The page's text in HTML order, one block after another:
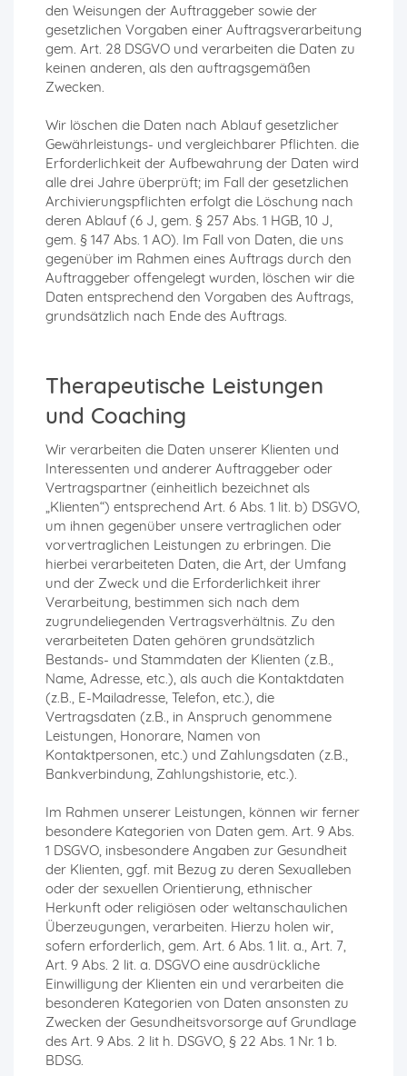
den Weisungen der Auftraggeber sowie der
gesetzlichen Vorgaben einer Auftragsverarbeitung
gem. Art. 28 DSGVO und verarbeiten die Daten zu
keinen anderen, als den auftragsgemäßen
Zwecken.
Wir löschen die Daten nach Ablauf gesetzlicher
Gewährleistungs- und vergleichbarer Pflichten. die
Erforderlichkeit der Aufbewahrung der Daten wird
alle drei Jahre überprüft; im Fall der gesetzlichen
Archivierungspflichten erfolgt die Löschung nach
deren Ablauf (6 J, gem. § 257 Abs. 1 HGB, 10 J,
gem. § 147 Abs. 1 AO). Im Fall von Daten, die uns
gegenüber im Rahmen eines Auftrags durch den
Auftraggeber offengelegt wurden, löschen wir die
Daten entsprechend den Vorgaben des Auftrags,
grundsätzlich nach Ende des Auftrags.
Therapeutische Leistungen
und Coaching
Wir verarbeiten die Daten unserer Klienten und
Interessenten und anderer Auftraggeber oder
Vertragspartner (einheitlich bezeichnet als
„Klienten“) entsprechend Art. 6 Abs. 1 lit. b) DSGVO,
um ihnen gegenüber unsere vertraglichen oder
vorvertraglichen Leistungen zu erbringen. Die
hierbei verarbeiteten Daten, die Art, der Umfang
und der Zweck und die Erforderlichkeit ihrer
Verarbeitung, bestimmen sich nach dem
zugrundeliegenden Vertragsverhältnis. Zu den
verarbeiteten Daten gehören grundsätzlich
Bestands- und Stammdaten der Klienten (z.B.,
Name, Adresse, etc.), als auch die Kontaktdaten
(z.B., E-Mailadresse, Telefon, etc.), die
Vertragsdaten (z.B., in Anspruch genommene
Leistungen, Honorare, Namen von
Kontaktpersonen, etc.) und Zahlungsdaten (z.B.,
Bankverbindung, Zahlungshistorie, etc.).
Im Rahmen unserer Leistungen, können wir ferner
besondere Kategorien von Daten gem. Art. 9 Abs.
1 DSGVO, insbesondere Angaben zur Gesundheit
der Klienten, ggf. mit Bezug zu deren Sexualleben
oder der sexuellen Orientierung, ethnischer
Herkunft oder religiösen oder weltanschaulichen
Überzeugungen, verarbeiten. Hierzu holen wir,
sofern erforderlich, gem. Art. 6 Abs. 1 lit. a., Art. 7,
Art. 9 Abs. 2 lit. a. DSGVO eine ausdrückliche
Einwilligung der Klienten ein und verarbeiten die
besonderen Kategorien von Daten ansonsten zu
Zwecken der Gesundheitsvorsorge auf Grundlage
des Art. 9 Abs. 2 lit h. DSGVO, § 22 Abs. 1 Nr. 1 b.
BDSG.